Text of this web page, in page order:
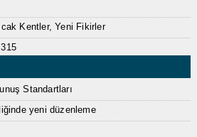
Kentler, Yeni Fikirler
Standartları
yeni düzenleme